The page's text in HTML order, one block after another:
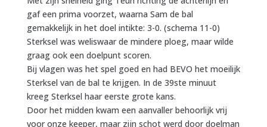
gaf een prima voorzet, waarna Sam de bal
gemakkelijk in het doel intikte: 3-0. (schema 11-0)
Sterksel was weliswaar de mindere ploeg, maar wilde
graag ook een doelpunt scoren.
Bij vlagen was het spel goed en had BEVO het moeilijk
Sterksel van de bal te krijgen. In de 39ste minuut
kreeg Sterksel haar eerste grote kans.
Door het midden kwam een aanvaller behoorlijk vrij
voor onze keeper, maar zijn schot werd door doelman